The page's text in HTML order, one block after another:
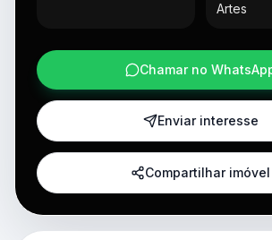
Artes
Chamar no
Enviar interesse
Compartilhar imóvel